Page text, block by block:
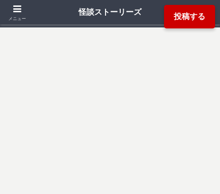
投稿する
「死ぬ程洒落にならない怖い話」「本当にあった怖い話」「都市伝説」などか
メニュー
怪談ストーリーズ
検索